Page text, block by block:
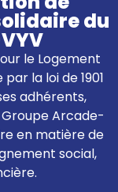
du
le Logement
la loi de 1901
adhérents,
Arcade-
en matière de
social,